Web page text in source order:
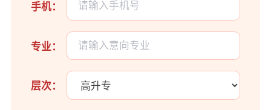
手机：
专业：
层次：